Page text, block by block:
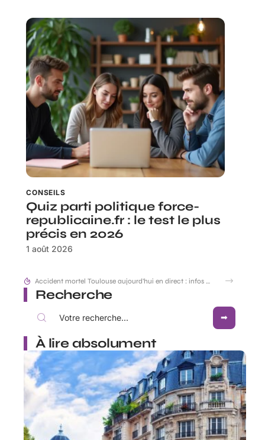
CONSEILS
Quiz parti politique force-
republicaine.fr : le test le plus
précis en 2026
1 août 2026
Recherche
À lire absolument